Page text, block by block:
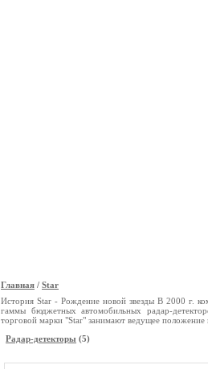
Главная / Star
История Star - Рождение новой звезды В 2000 г.
гаммы бюджетных автомобильных радар-
торговой марки "Star" занимают ведущее
Радар-детекторы (5)